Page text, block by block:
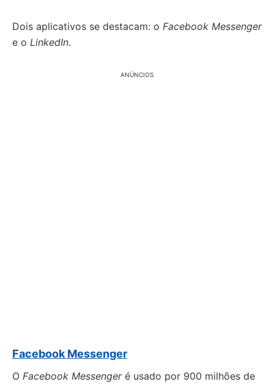
Dois aplicativos se destacam: o Facebook Messenger
e o LinkedIn.
ANÚNCIOS
Facebook Messenger
O Facebook Messengeré usado por 900 milhões de